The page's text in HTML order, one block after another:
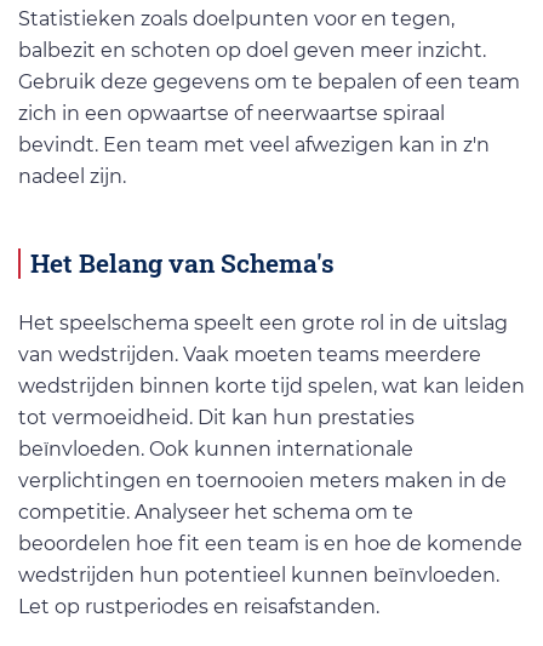
Statistieken zoals doelpunten voor en tegen,
balbezit en schoten op doel geven meer inzicht.
Gebruik deze gegevens om te bepalen of een team
zich in een opwaartse of neerwaartse spiraal
bevindt. Een team met veel afwezigen kan in z'n
nadeel zijn.
Het Belang van Schema's
Het speelschema speelt een grote rol in de uitslag
van wedstrijden. Vaak moeten teams meerdere
wedstrijden binnen korte tijd spelen, wat kan leiden
tot vermoeidheid. Dit kan hun prestaties
beïnvloeden. Ook kunnen internationale
verplichtingen en toernooien meters maken in de
competitie. Analyseer het schema om te
beoordelen hoe fit een team is en hoe de komende
wedstrijden hun potentieel kunnen beïnvloeden.
Let op rustperiodes en reisafstanden.